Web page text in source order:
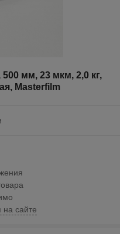
мм, 23 мкм, 2,0 кг,
Masterfilm
на сайте